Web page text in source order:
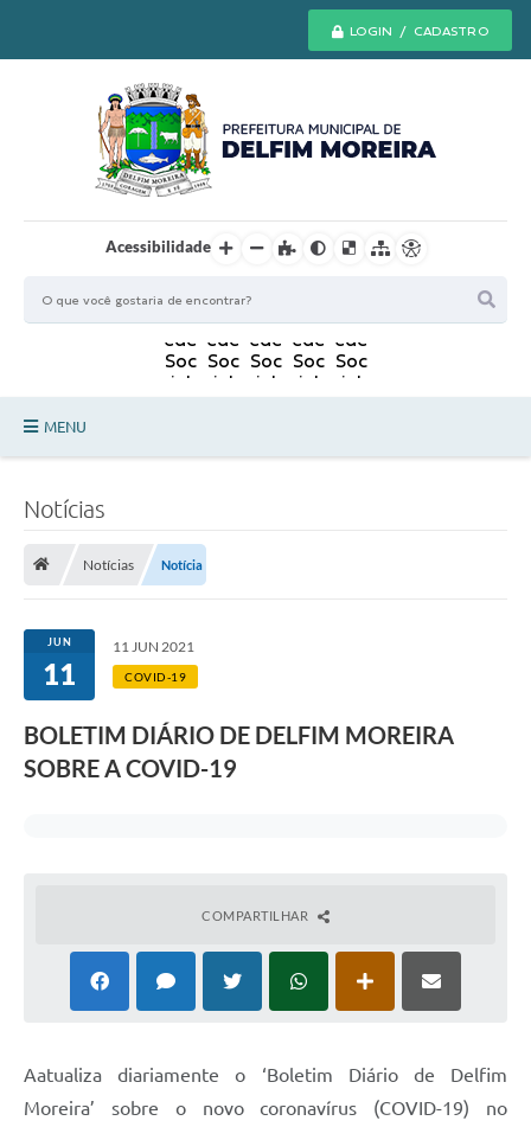
LOGIN / CADASTRO
Acessibilidade
MENU
Transparência
Editais
Listas de Espera - Unidade Básica de Saúde
Conheça Delfim Moreira
Notícias
Notícias Notícia
JUN
11
11 JUN 2021
COVID-19
BOLETIM DIÁRIO DE DELFIM MOREIRA
SOBRE A COVID-19
COMPARTILHAR
Aatualiza diariamente o ‘Boletim Diário de Delfim
Moreira’ sobre o novo coronavírus (COVID-19) no